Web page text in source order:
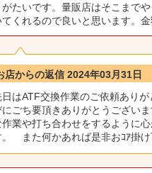
がたいです。量販店はそこまで
てくれるので良いと思います。
店からの返信 2024年03月31日
日はATF交換作業のご依頼あり
にごち要頂きありがとうござい
作業や打ち合わせをするように
。 また何かあれば是非おｺｱ掛け